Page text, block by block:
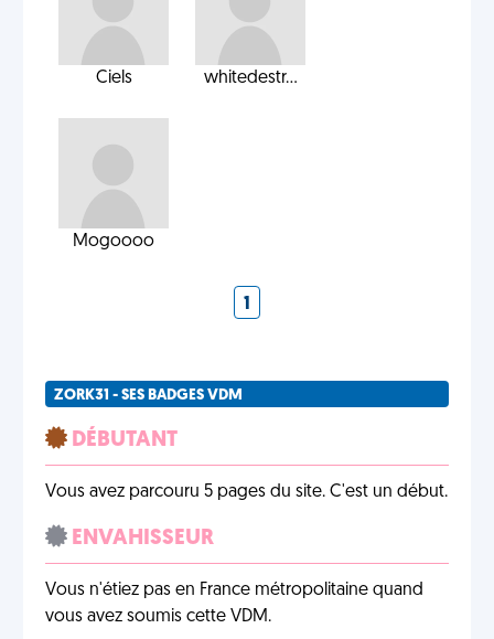
Ciels whitedestr...
Mogoooo
1
ZORK31 - SES BADGES VDM
DÉBUTANT
Vous avez parcouru 5 pages du site. C'est un début.
ENVAHISSEUR
Vous n'étiez pas en France métropolitaine quand
vous avez soumis cette VDM.